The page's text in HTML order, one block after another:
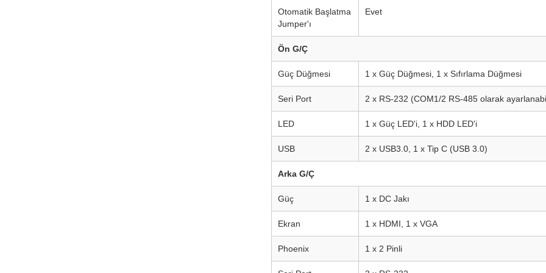
Otomatik Başlatma
Jumper'ı
Evet
Ön G/Ç
Güç Düğmesi 1 x Güç Düğmesi, 1 x Sıfırlama Düğmesi
Seri Port 2 x RS-232 (COM1/2 RS-485 olarak
LED 1 x Güç LED'i, 1 x HDD LED'i
USB 2 x USB3.0, 1 x Tip C (USB 3.0)
Arka G/Ç
Güç 1 x DC Jakı
Ekran 1 x HDMI, 1 x VGA
Phoenix 1 x 2 Pinli